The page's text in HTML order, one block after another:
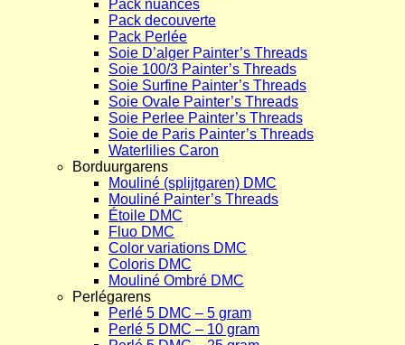
Pack nuances
Pack decouverte
Pack Perlée
Soie D’alger Painter’s Threads
Soie 100/3 Painter’s Threads
Soie Surfine Painter’s Threads
Soie Ovale Painter’s Threads
Soie Perlee Painter’s Threads
Soie de Paris Painter’s Threads
Waterlilies Caron
Borduurgarens
Mouliné (splijtgaren) DMC
Mouliné Painter’s Threads
Étoile DMC
Fluo DMC
Color variations DMC
Coloris DMC
Mouliné Ombré DMC
Perlégarens
Perlé 5 DMC – 5 gram
Perlé 5 DMC – 10 gram